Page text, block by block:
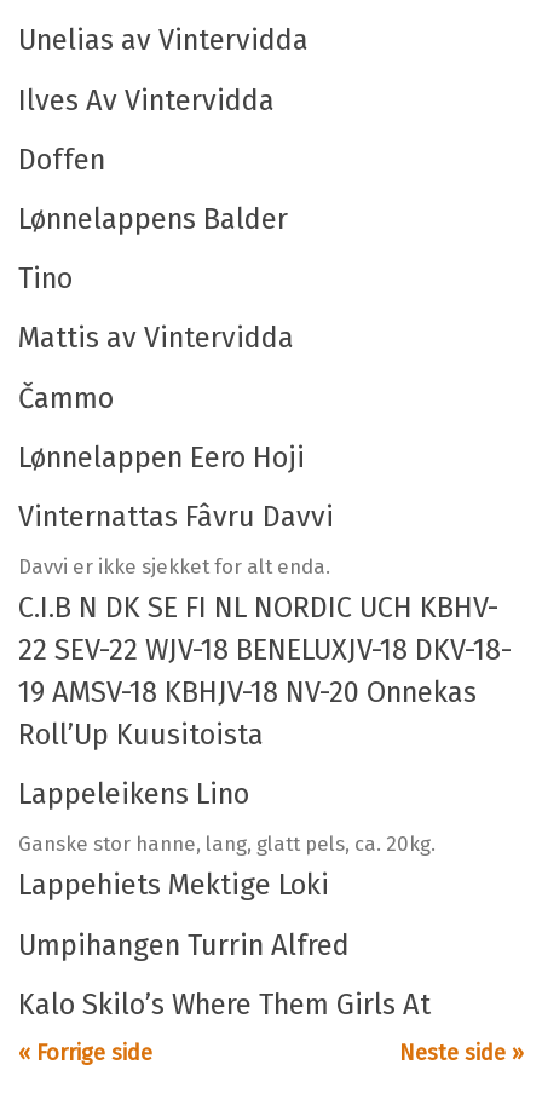
Unelias av Vintervidda
Ilves Av Vintervidda
Doffen
Lønnelappens Balder
Tino
Mattis av Vintervidda
Čammo
Lønnelappen Eero Hoji
Vinternattas Fâvru Davvi
Davvi er ikke sjekket for alt enda.
C.I.B N DK SE FI NL NORDIC UCH KBHV-
22 SEV-22 WJV-18 BENELUXJV-18 DKV-18-
19 AMSV-18 KBHJV-18 NV-20 Onnekas
Roll’Up Kuusitoista
Lappeleikens Lino
Ganske stor hanne, lang, glatt pels, ca. 20kg.
Lappehiets Mektige Loki
Umpihangen Turrin Alfred
Kalo Skilo’s Where Them Girls At
« Forrige side Neste side »